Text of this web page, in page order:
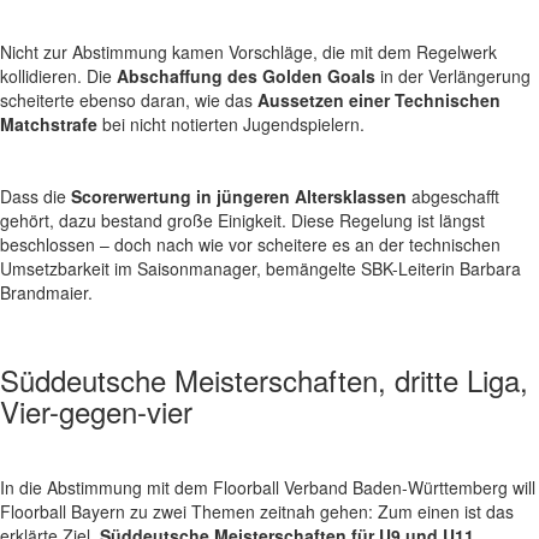
Nicht zur Abstimmung kamen Vorschläge, die mit dem Regelwerk
kollidieren. Die Abschaffung des Golden Goals in der Verlängerung
scheiterte ebenso daran, wie das Aussetzen einer Technischen
Matchstrafe bei nicht notierten Jugendspielern.
Dass die Scorerwertung in jüngeren Altersklassen abgeschafft
gehört, dazu bestand große Einigkeit. Diese Regelung ist längst
beschlossen – doch nach wie vor scheitere es an der technischen
Umsetzbarkeit im Saisonmanager, bemängelte SBK-Leiterin Barbara
Brandmaier.
Süddeutsche Meisterschaften, dritte Liga,
Vier-gegen-vier
In die Abstimmung mit dem Floorball Verband Baden-Württemberg will
Floorball Bayern zu zwei Themen zeitnah gehen: Zum einen ist das